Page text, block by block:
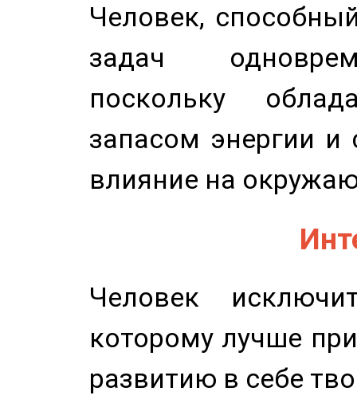
Человек,
задач
поскольку
запасом энергии и
влияние на
Человек
которому лучше
развитию в себе